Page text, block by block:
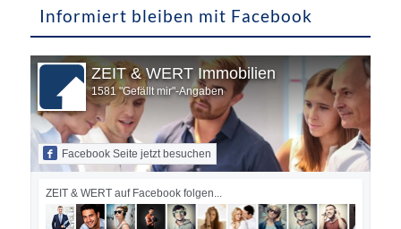
Informiert bleiben mit Facebook
ZEIT & WERT Immobilien
1581 "Gefällt mir"-Angaben
Facebook Seite jetzt besuchen
ZEIT & WERT auf Facebook folgen...